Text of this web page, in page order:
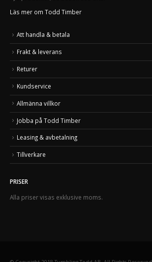
Läs mer om Todd Timber
Att handla & betala
Frakt & leverans
Returer
Kundservice
Allmänna villkor
Jobba på Todd Timber
Leasing & avbetalning
Tillverkare
PRISER
Alla priser visas exklusive moms.